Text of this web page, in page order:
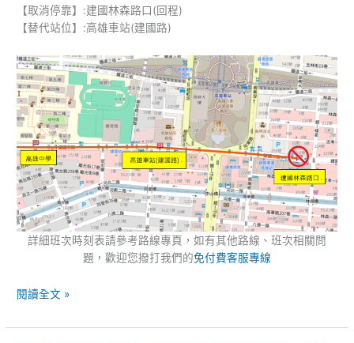
【取消停靠】:建國林森路口(回程)
【替代站位】:高雄車站(建國路)
詳細班次時刻表請參考路線專頁，如有其他路線、班次相關問
題，歡迎您撥打我們的免付費客服專線
閱讀全文 »